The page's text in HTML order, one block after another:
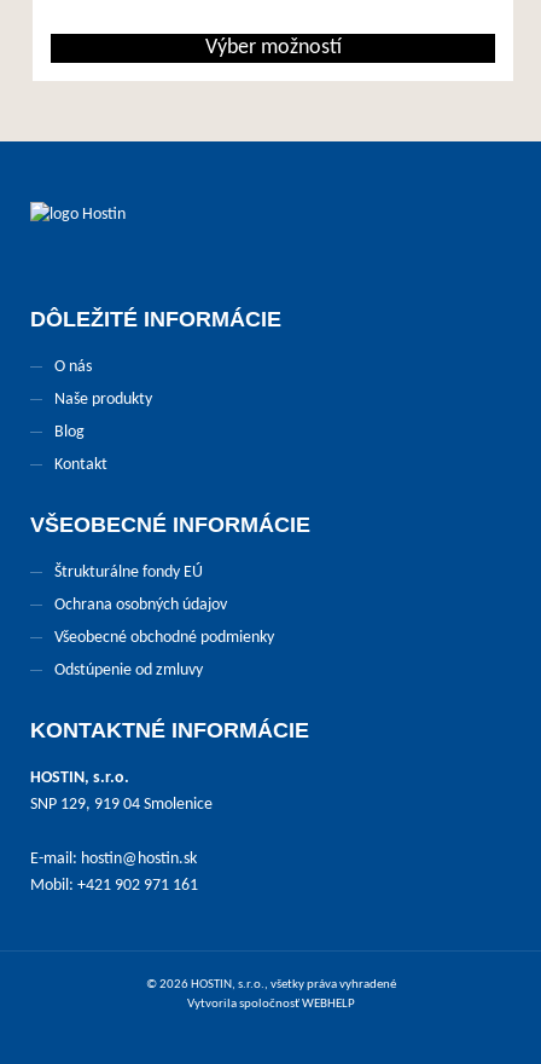
Výber možností
DÔLEŽITÉ INFORMÁCIE
O nás
Naše produkty
Blog
Kontakt
VŠEOBECNÉ INFORMÁCIE
Štrukturálne fondy EÚ
Ochrana osobných údajov
Všeobecné obchodné podmienky
Odstúpenie od zmluvy
KONTAKTNÉ INFORMÁCIE
HOSTIN, s.r.o.
SNP 129, 919 04 Smolenice
E-mail: hostin@hostin.sk
Mobil: +421 902 971 161
© 2026 HOSTIN, s.r.o., všetky práva vyhradené
Vytvorila spoločnosťWEBHELP